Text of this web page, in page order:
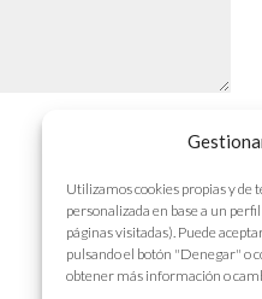
Utilizamos cookies propias y de
personalizada en base a un
páginas visitadas). Puede
pulsando el botón "Denegar" o
obtener más información o